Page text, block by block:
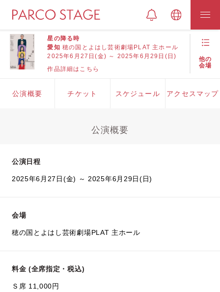
星の降る時
愛知 穂の国とよはし芸術劇場PLAT 主ホール
2025年6月27日(金) ～ 2025年6月29日(日)
作品詳細はこちら
他の
会場
公演概要 チケット スケジュール アクセスマップ
公演概要
公演日程
2025年6月27日(金) ～ 2025年6月29日(日)
会場
穂の国とよはし芸術劇場PLAT 主ホール
料金 (全席指定・税込)
Ｓ席 11,000円